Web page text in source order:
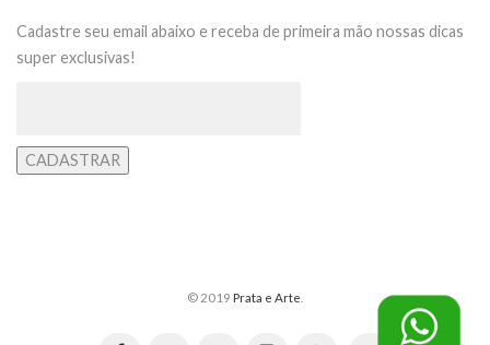
Cadastre seu email abaixo e receba de primeira mão nossas dicas
super exclusivas!
© 2019 Prata e Arte